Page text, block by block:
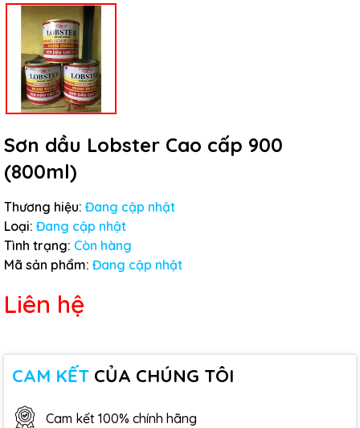
Sơn dầu Lobster Cao cấp 900
(800ml)
Thương hiệu: Đang cập nhật
Loại: Đang cập nhật
Tình trạng: Còn hàng
Mã sản phẩm: Đang cập nhật
Liên hệ
CAM KẾT CỦA CHÚNG TÔI
Cam kết 100% chính hãng